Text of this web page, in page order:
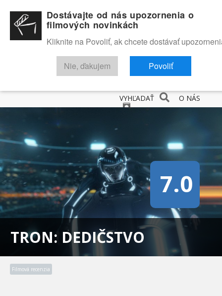
RECENZIE TRAILERY FILMOVÁ DATABÁZA
VYHĽADAŤ O NÁS
TRON: DEDIČSTVO
7.0
Filmová recenzia
Dostávajte od nás upozornenia o
filmových novinkách
Kliknite na Povoliť, ak chcete dostávať
Nie, ďakujem Povoliť